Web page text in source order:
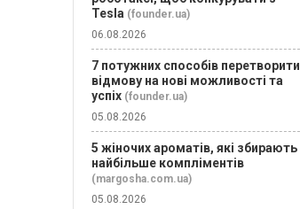
Tesla (founder.ua)
06.08.2026
7 потужних способів перетворити
відмову на нові можливості та
успіх (founder.ua)
05.08.2026
5 жіночих ароматів, які збирають
найбільше компліментів
(margosha.com.ua)
05.08.2026